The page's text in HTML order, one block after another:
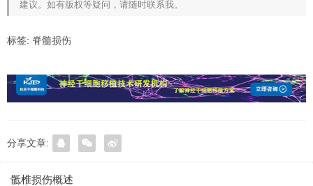
建议。如有版权等疑问，请随时联系我。
标签: 脊髓损伤
分享文章:
骶椎损伤概述